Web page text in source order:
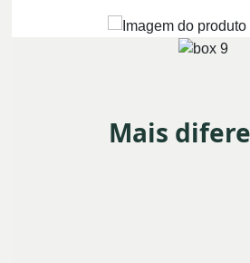
Mais